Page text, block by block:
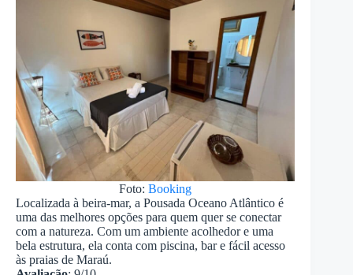
Foto:Booking
Localizada à beira-mar, a Pousada Oceano Atlântico é
uma das melhores opções para quem quer se conectar
com a natureza. Com um ambiente acolhedor e uma
bela estrutura, ela conta com piscina, bar e fácil acesso
às praias de Maraú.